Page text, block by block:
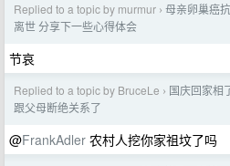
Replied to a topic by murmur › 母亲卵巢癌
离世 分享下一些心得体会
节哀
Replied to a topic by BruceLe › 国庆回家相
跟父母断绝关系了
@FrankAdler 农村人挖你家祖坟了吗